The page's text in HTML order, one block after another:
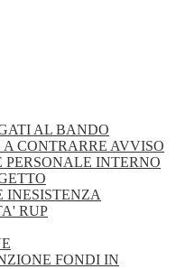
AL BANDO
A CONTRARRE AVVISO
PERSONALE INTERNO
RUP
FONDI IN